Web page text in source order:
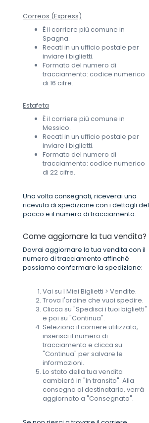
Correos (Express)
È il corriere più comune in
Spagna.
Recati in un ufficio postale per
inviare i biglietti.
Formato del numero di
tracciamento: codice numerico
di 16 cifre.
Estafeta
È il corriere più comune in
Messico.
Recati in un ufficio postale per
inviare i biglietti.
Formato del numero di
tracciamento: codice numerico
di 22 cifre.
Una volta consegnati, riceverai una
ricevuta di spedizione con i dettagli del
pacco e il numero di tracciamento.
Come aggiornare la tua vendita?
Dovrai aggiornare la tua vendita con il
numero di tracciamento affinché
possiamo confermare la spedizione:
Vai su I Miei Biglietti > Vendite.
Trova l'ordine che vuoi spedire.
Clicca su "Spedisci i tuoi biglietti"
e poi su "Continua".
Seleziona il corriere utilizzato,
inserisci il numero di
tracciamento e clicca su
"Continua" per salvare le
informazioni.
Lo stato della tua vendita
cambierà in "In transito". Alla
consegna al destinatario, verrà
aggiornato a "Consegnato".